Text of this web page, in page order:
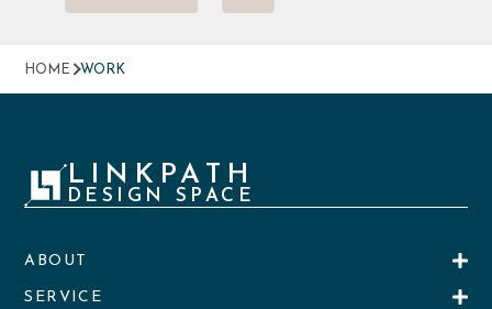
HOME WORK
LINKPATH
DESIGN SPACE
ABOUT
SERVICE